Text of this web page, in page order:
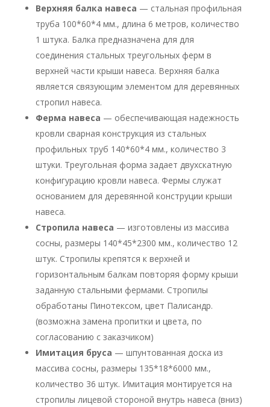
Верхняя балка навеса — стальная профильная
труба 100*60*4 мм., длина 6 метров, количество
1 штука. Балка предназначена для для
соединения стальных треугольных ферм в
верхней части крыши навеса. Верхняя балка
является связующим элементом для деревянных
стропил навеса.
Ферма навеса — обеспечивающая надежность
кровли сварная конструкция из стальных
профильных труб 140*60*4 мм., количество 3
штуки. Треугольная форма задает двухскатную
конфигурацию кровли навеса. Фермы служат
основанием для деревянной конструции крыши
навеса.
Стропила навеса — изготовлены из массива
сосны, размеры 140*45*2300 мм., количество 12
штук. Стропилы крепятся к верхней и
горизонтальным балкам повторяя форму крыши
заданную стальными фермами. Стропилы
обработаны Пинотексом, цвет Палисандр.
(возможна замена пропитки и цвета, по
согласованию с заказчиком)
Имитация бруса — шпунтованная доска из
массива сосны, размеры 135*18*6000 мм.,
количество 36 штук. Имитация монтируется на
стропилы лицевой стороной внутрь навеса (вниз)